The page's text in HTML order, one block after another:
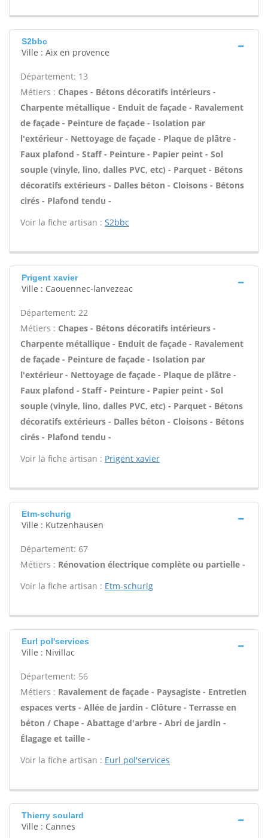
S2bbc
Ville : Aix en provence
Département: 13
Métiers : Chapes - Bétons décoratifs intérieurs -
Charpente métallique - Enduit de façade - Ravalement
de façade - Peinture de façade - Isolation par
l'extérieur - Nettoyage de façade - Plaque de plâtre -
Faux plafond - Staff - Peinture - Papier peint - Sol
souple (vinyle, lino, dalles PVC, etc) - Parquet - Bétons
décoratifs extérieurs - Dalles béton - Cloisons - Bétons
cirés - Plafond tendu -
Voir la fiche artisan : S2bbc
Prigent xavier
Ville : Caouennec-lanvezeac
Département: 22
Métiers : Chapes - Bétons décoratifs intérieurs -
Charpente métallique - Enduit de façade - Ravalement
de façade - Peinture de façade - Isolation par
l'extérieur - Nettoyage de façade - Plaque de plâtre -
Faux plafond - Staff - Peinture - Papier peint - Sol
souple (vinyle, lino, dalles PVC, etc) - Parquet - Bétons
décoratifs extérieurs - Dalles béton - Cloisons - Bétons
cirés - Plafond tendu -
Voir la fiche artisan : Prigent xavier
Etm-schurig
Ville : Kutzenhausen
Département: 67
Métiers : Rénovation électrique complète ou partielle -
Voir la fiche artisan : Etm-schurig
Eurl pol'services
Ville : Nivillac
Département: 56
Métiers : Ravalement de façade - Paysagiste - Entretien
espaces verts - Allée de jardin - Clôture - Terrasse en
béton / Chape - Abattage d'arbre - Abri de jardin -
Élagage et taille -
Voir la fiche artisan : Eurl pol'services
Thierry soulard
Ville : Cannes